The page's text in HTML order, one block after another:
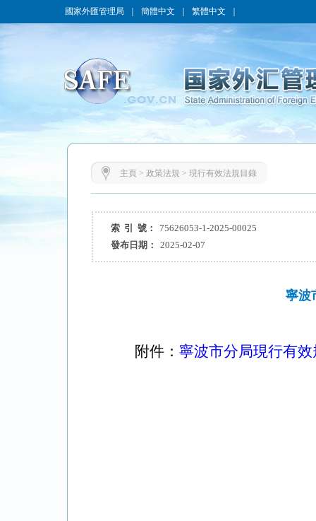
國家外匯管理局 簡體中文 繁體中文
主頁 > 政策法規 > 現行有效法規目錄
索 引 號：
75626053-1-2025-00025
發布日期：
2025-02-07
寧波
附件： 寧波市分局現行有